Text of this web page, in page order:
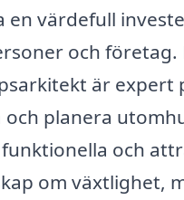
en värdefull
och företag.
är expert
planera
och
om växtlighet,